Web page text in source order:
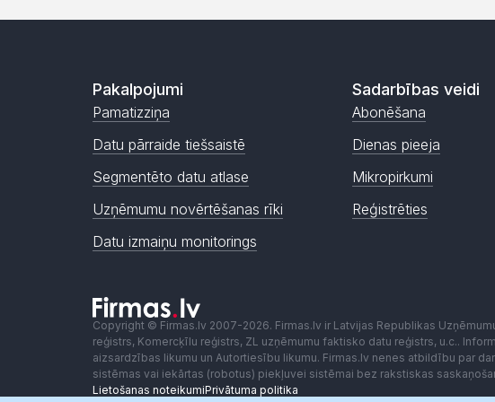
Pakalpojumi
Pamatizziņa
Datu pārraide tiešsaistē
Segmentēto datu atlase
Uzņēmumu novērtēšanas rīki
Datu izmaiņu monitorings
Sadarbības veidi
Abonēšana
Dienas pieeja
Mikropirkumi
Reģistrēties
Copyright © Firmas.lv 2007-2026. Firmas.lv ir Latvijas Republikas
reģistrs, Komercķīlu reģistrs, ZL uzņēmumu faktisko datu reģistrs, u.c..
aizsardzības likumu un Autortiesību likumu. Firmas.lv nenes atbildību par
sistēmas vai iekārtas (robotus) piekļuvei sistēmai bez rakstiskas
Lietošanas noteikumiPrivātuma politika